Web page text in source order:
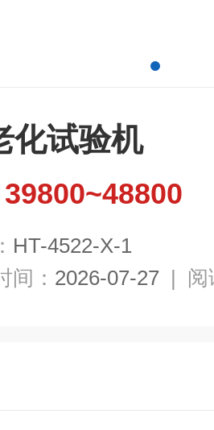
化试验机
39800~48800
HT-4522-X-1
间： 2026-07-27 | 阅